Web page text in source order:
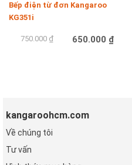
Bếp điện từ đơn Kangaroo
KG351i
750.000 ₫ 650.000 ₫
kangaroohcm.com
Về chúng tôi
Tư vấn